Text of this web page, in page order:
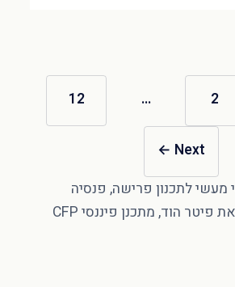
2
…
12
Next
←